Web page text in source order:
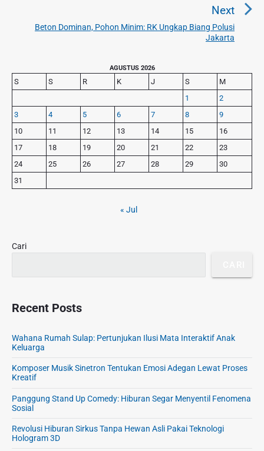
o
s
s
t
:
Next
N
e
t
p
Beton Dominan, Pohon Minim: RK Ungkap Biang Polusi
Jakarta
r
i
m
a
r
y
S
d
e
AGUSTUS 2026
S S R K J S
M
1
2
3
4 5 6 7 8
9
10
11 12 13 14 15
16
17
18 19 20 21 22
23
24
25 26 27 28 29
30
31
« Jul
Cari
Recent Posts
Wahana Rumah Sulap: Pertunjukan Ilusi Mata Interaktif Anak
Keluarga
Komposer Musik Sinetron Tentukan Emosi Adegan Lewat Proses
Kreatif
Panggung Stand Up Comedy: Hiburan Segar Menyentil Fenomena
Sosial
Revolusi Hiburan Sirkus Tanpa Hewan Asli Pakai Teknologi
Hologram 3D